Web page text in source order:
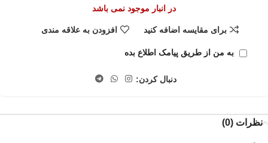
در انبار موجود نمی باشد
برای مقایسه اضافه کنید افزودن به علاقه مندی
به من از طریق پیامک اطلاع بده
دنبال کردن:
نظرات (0)